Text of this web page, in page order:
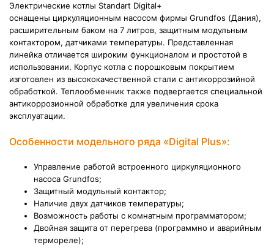
Электрические котлы Standart Digital+
оснащены циркуляционным насосом фирмы Grundfos (Дания),
расширительным баком на 7 литров, защитным модульным
контактором, датчиками температуры. Представленная
линейка отличается широким функционалом и простотой в
использовании. Корпус котла с порошковым покрытием
изготовлен из высококачественной стали с антикоррозийной
обработкой. Теплообменник также подвергается специальной
антикоррозионной обработке для увеличения срока
эксплуатации.
Особенности модельного ряда «Digital Plus»:
Управление работой встроенного циркуляционного
насоса Grundfos;
Защитный модульный контактор;
Наличие двух датчиков температуры;
Возможность работы с комнатным программатором;
Двойная защита от перегрева (программно и аварийным
термореле);